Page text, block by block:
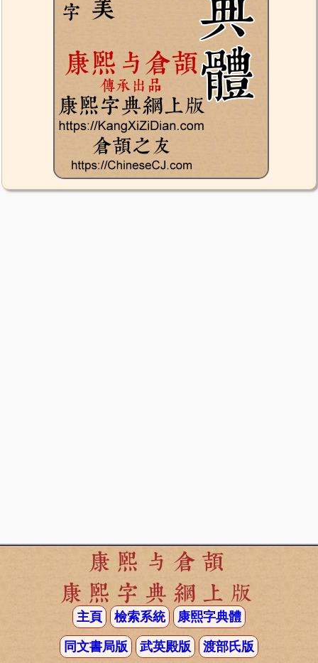
康熙与倉頡
康熙字典網上版
主頁 檢索系統 康熙字典體
同文書局版 武英殿版 渡部氏版